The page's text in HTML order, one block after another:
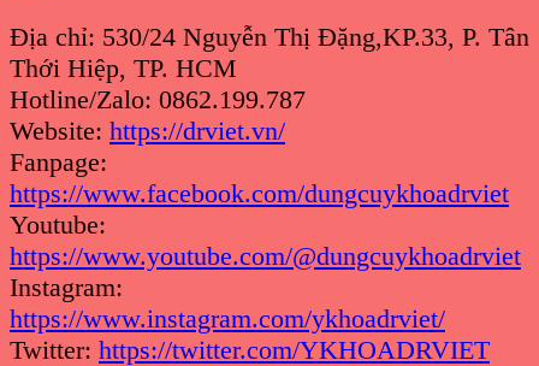
Địa chỉ: 530/24 Nguyễn Thị Đặng,KP.33, P. Tân
Thới Hiệp, TP. HCM
Hotline/Zalo: 0862.199.787
Website: https://drviet.vn/
Fanpage:
https://www.facebook.com/dungcuykhoadrviet
Youtube:
https://www.youtube.com/@dungcuykhoadrviet
Instagram:
https://www.instagram.com/ykhoadrviet/
Twitter: https://twitter.com/YKHOADRVIET